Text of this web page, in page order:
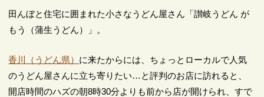
田んぼと住宅に囲まれた小さなうどん屋さん「讃岐うどん が
もう（蒲生うどん）」。
香川（うどん県） に来たからには、ちょっとローカルで人気
のうどん屋さんに立ち寄りたい…と評判のお店に訪れると、
開店時間のハズの朝8時30分よりも前から店が開けられ、すで